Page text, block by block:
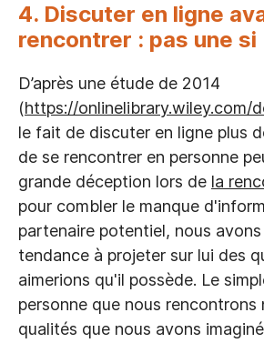
4. Discuter en ligne
rencontrer : pas une si
D’après une étude de 2014
(https://onlinelibrary.wiley.com/
le fait de discuter en ligne plus
de se rencontrer en personne
grande déception lors de la
pour combler le manque
partenaire potentiel, nous
tendance à projeter sur lui des
aimerions qu'il possède. Le
personne que nous rencontrons
qualités que nous avons